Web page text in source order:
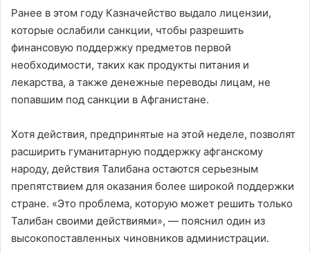
Ранее в этом году Казначейство выдало лицензии,
которые ослабили санкции, чтобы разрешить
финансовую поддержку предметов первой
необходимости, таких как продукты питания и
лекарства, а также денежные переводы лицам, не
попавшим под санкции в Афганистане.
Хотя действия, предпринятые на этой неделе, позволят
расширить гуманитарную поддержку афганскому
народу, действия Талибана остаются серьезным
препятствием для оказания более широкой поддержки
стране. «Это проблема, которую может решить только
Талибан своими действиями», — пояснил один из
высокопоставленных чиновников администрации.